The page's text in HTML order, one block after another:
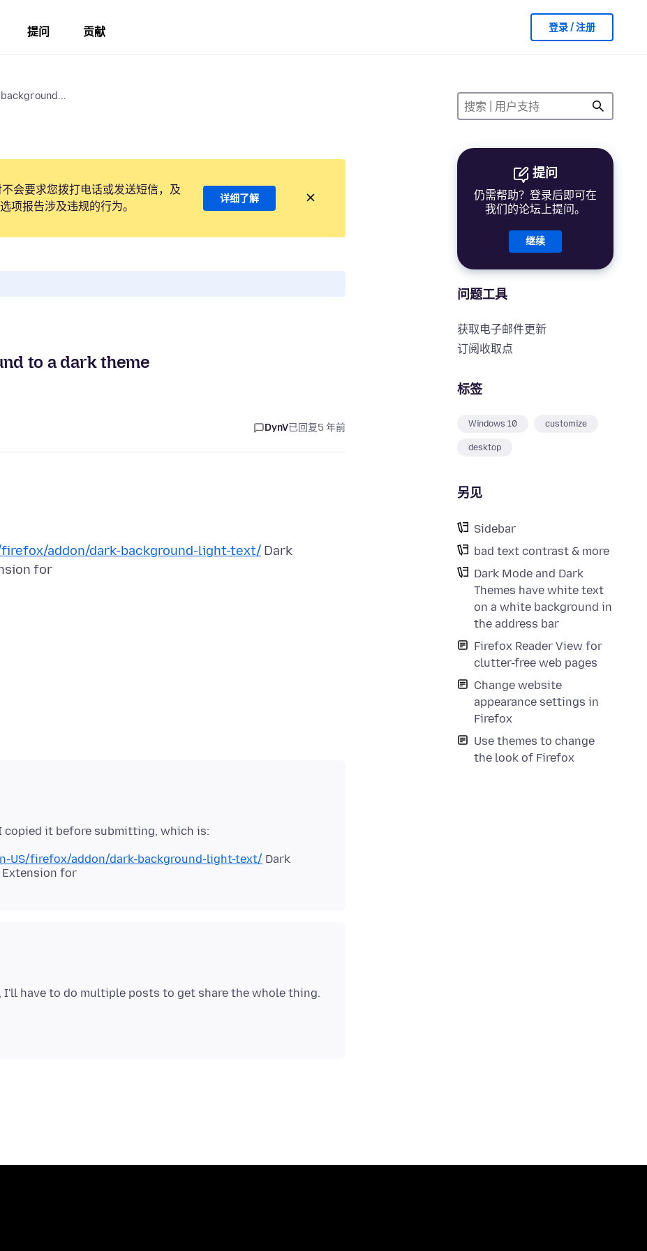
提问 贡献 登录 / 注册
提问
仍需帮助？登录后即可在
我们的论坛上提问。
继续
问题工具
获取电子邮件更新
订阅收取点
标签
Windows 10 customize
desktop
另见
Sidebar
bad text contrast & more
Dark Mode and Dark
Themes have white text
on a white background in
the address bar
Firefox Reader View for
clutter-free web pages
Change website
appearance settings in
Firefox
Use themes to change
the look of Firefox
会要求您拨打电话或发送短信，及
项报告涉及违规的行为。
详细了解
to a dark theme
DynV已回复5 年前
addon/dark-background-light-text/ Dark
US/firefox/addon/dark-background-light-text/ Dark